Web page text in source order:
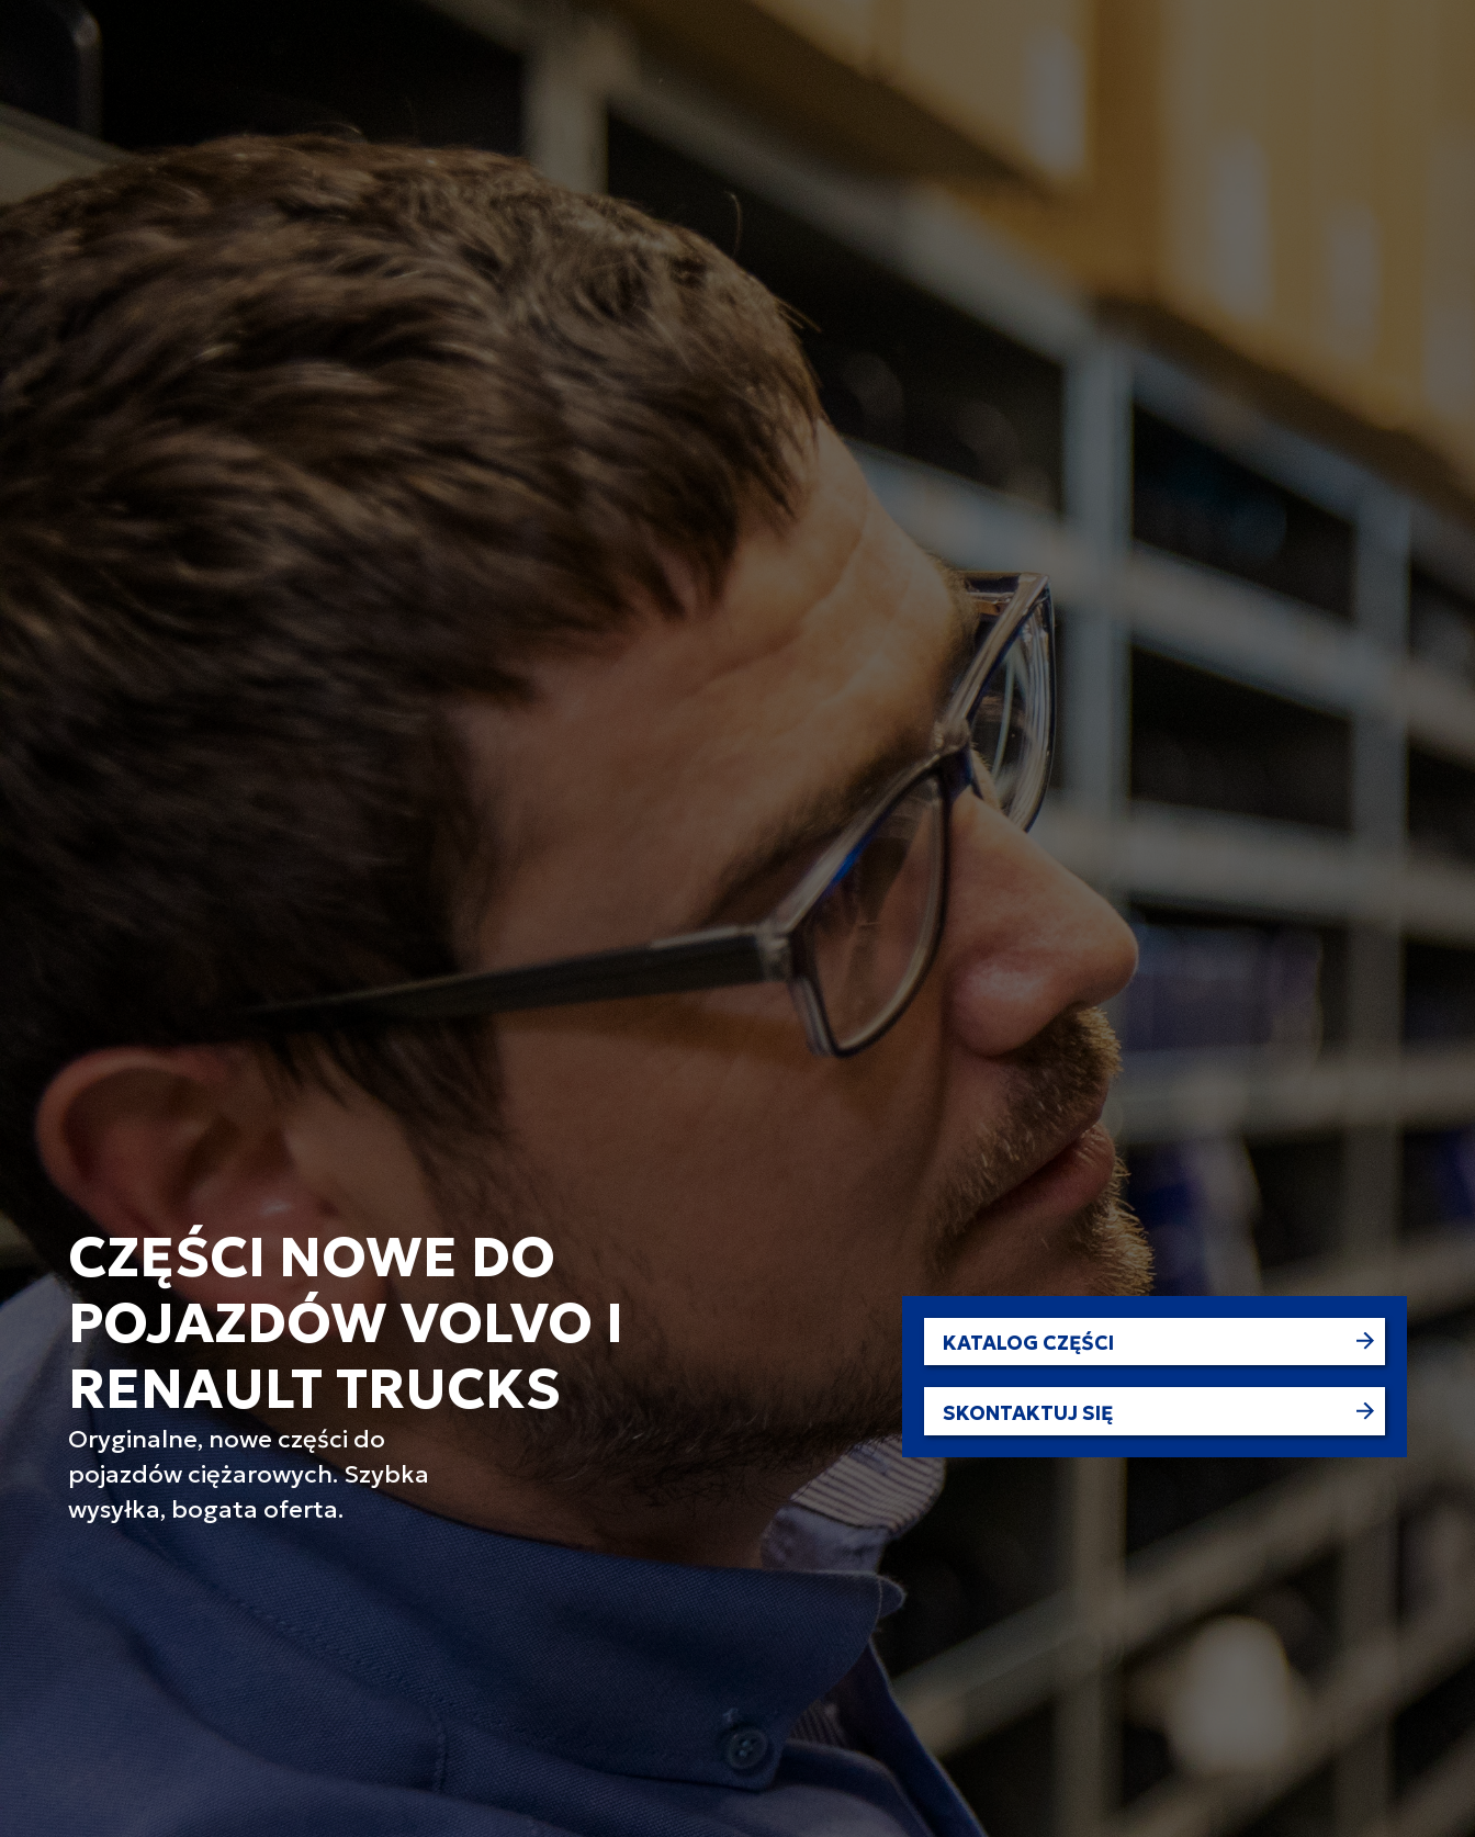
CZĘŚCI NOWE DO
POJAZDÓW VOLVO I
RENAULT TRUCKS
Oryginalne, nowe części do
pojazdów ciężarowych. Szybka
wysyłka, bogata oferta.
KATALOG CZĘŚCI
SKONTAKTUJ SIĘ